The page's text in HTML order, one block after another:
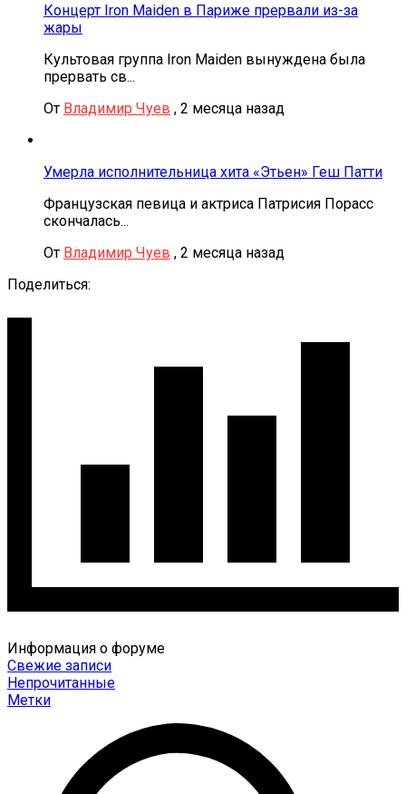
Концерт Iron Maiden в Париже прервали из-за
жары
Культовая группа Iron Maiden вынуждена была
прервать св...
От Владимир Чуев , 2 месяца назад
Умерла исполнительница хита «Этьен» Геш Патти
Французская певица и актриса Патрисия Порасс
скончалась...
От Владимир Чуев , 2 месяца назад
Поделиться:
Информация о форуме
Свежие записи
Непрочитанные
Метки